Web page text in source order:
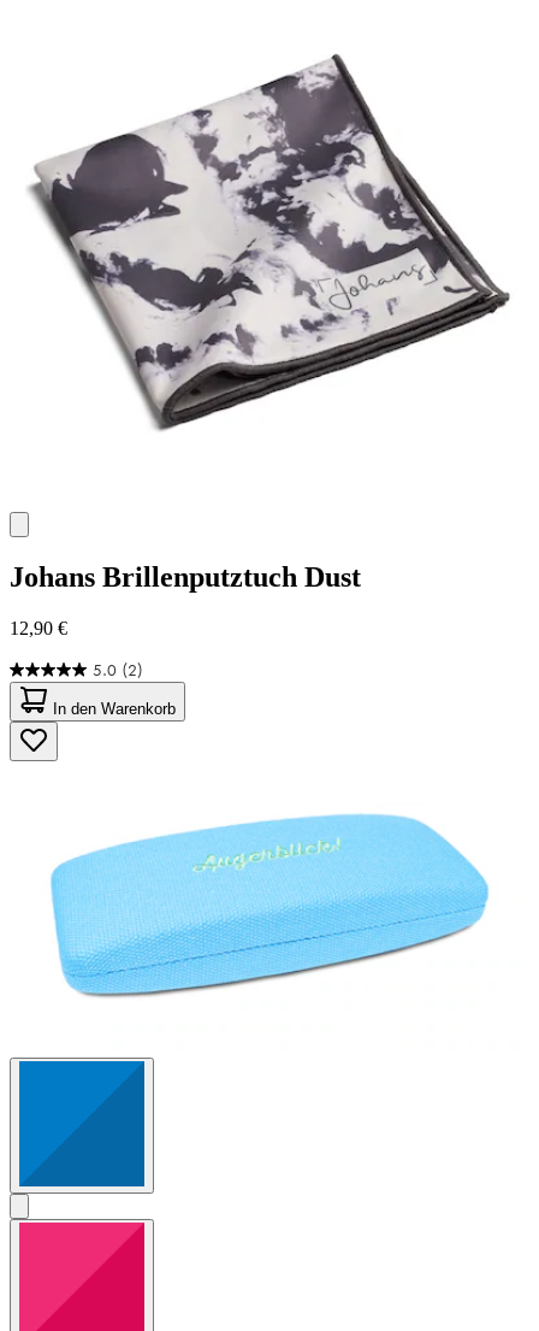
Johans Brillenputztuch Dust
12,90 €
5.0 (2)
5.0
von
5
Sternen.
2
In den Warenkorb